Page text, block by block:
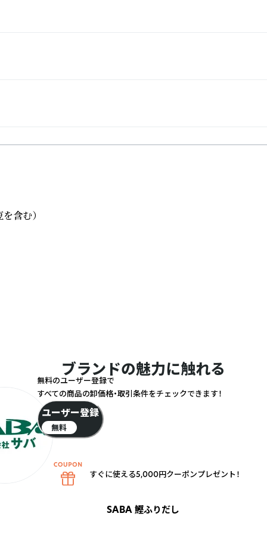
含む）
ブランドの魅力に触れる
SABA 鰹ふりだし
無料のユーザー登録で
すべての商品の卸価格・取引条件をチェックできます！
ユーザー登録
無料
すぐに使える5,000円クーポンプレゼント！